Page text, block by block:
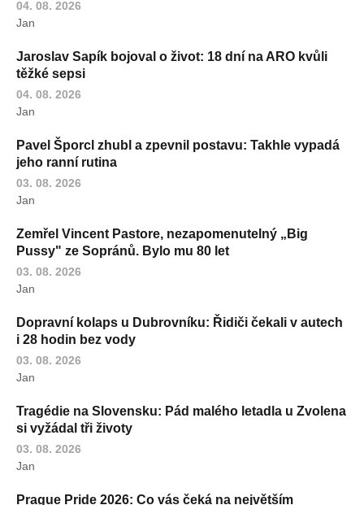
04. 08. 2026
Jan
Jaroslav Sapík bojoval o život: 18 dní na ARO kvůli
těžké sepsi
04. 08. 2026
Jan
Pavel Šporcl zhubl a zpevnil postavu: Takhle vypadá
jeho ranní rutina
03. 08. 2026
Jan
Zemřel Vincent Pastore, nezapomenutelný „Big
Pussy" ze Sopránů. Bylo mu 80 let
03. 08. 2026
Jan
Dopravní kolaps u Dubrovníku: Řidiči čekali v autech
i 28 hodin bez vody
03. 08. 2026
Jan
Tragédie na Slovensku: Pád malého letadla u Zvolena
si vyžádal tři životy
03. 08. 2026
Jan
Prague Pride 2026: Co vás čeká na největším